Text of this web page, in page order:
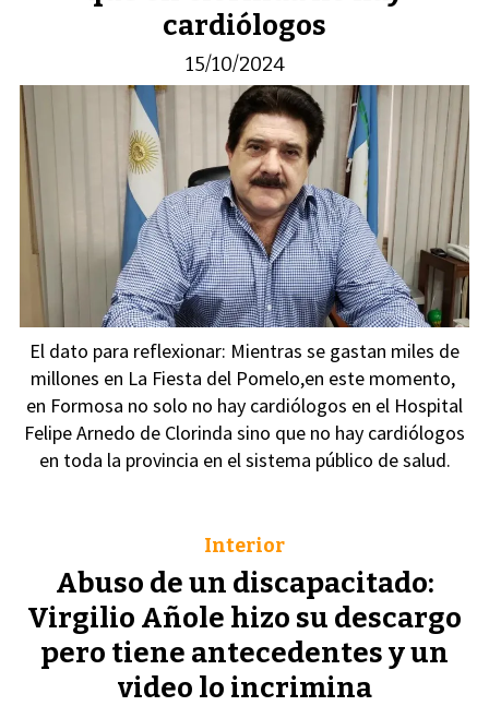
cardiólogos
15/10/2024
El dato para reflexionar: Mientras se gastan miles de
millones en La Fiesta del Pomelo,en este momento,
en Formosa no solo no hay cardiólogos en el Hospital
Felipe Arnedo de Clorinda sino que no hay cardiólogos
en toda la provincia en el sistema público de salud.
Abuso de un discapacitado:
Virgilio Añole hizo su descargo
pero tiene antecedentes y un
video lo incrimina
Interior